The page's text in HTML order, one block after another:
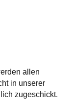
allen
in unserer
zugeschickt.